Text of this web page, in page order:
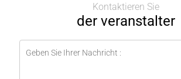
Kontaktieren Sie
der veranstalter